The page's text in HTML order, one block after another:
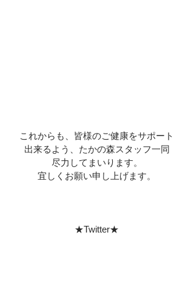
これからも、皆様のご健康をサポート
出来るよう、たかの森スタッフ一同
尽力してまいります。
宜しくお願い申し上げます。
★Twitter★